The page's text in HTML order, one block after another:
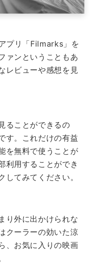
プリ「Filmarks」を
ァンということもあ
レビューや感想を見
ることができるの
す。
これだけの有益
を無料で使うことが
利用することができ
してみてください。
り外に出かけられな
クーラーの効いた涼
、お気に入りの映画